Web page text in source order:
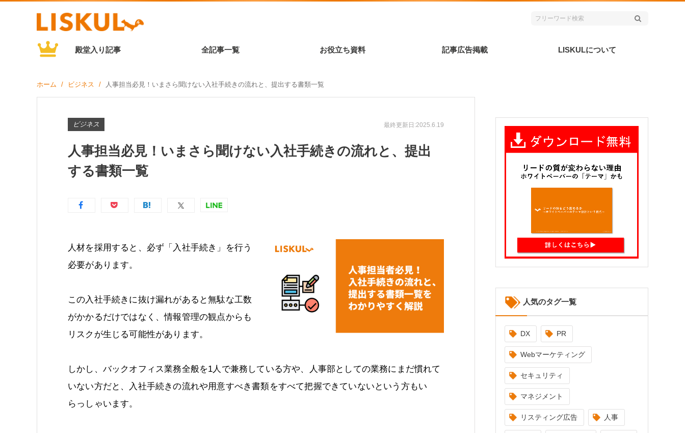
殿堂入り記事 全記事一覧 お役立ち資料 記事広告掲載 LISKULについて
ホーム ビジネス 人事担当必見！いまさら聞けない入社手続きの流れと、提出する書類一覧
ビジネス 最終更新日:2025.6.19
人事担当必見！いまさら聞けない入社手続きの流れと、提出
する書類一覧
人材を採用すると、必ず「入社手続き」を行う
必要があります。
この入社手続きに抜け漏れがあると無駄な工数
がかかるだけではなく、情報管理の観点からも
リスクが生じる可能性があります。
しかし、バックオフィス業務全般を1人で兼務している方や、人事部としての業務にまだ慣れて
いない方だと、入社手続きの流れや用意すべき書類をすべて把握できていないという方もい
らっしゃいます。
人気のタグ一覧
DX PR
Webマーケティング
セキュリティ
マネジメント
リスティング広告 人事